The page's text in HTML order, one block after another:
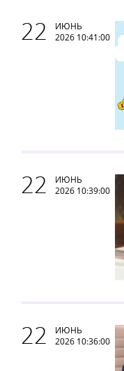
22
ИЮНЬ
2026 10:41:00
22
ИЮНЬ
2026 10:39:00
22
ИЮНЬ
2026 10:36:00